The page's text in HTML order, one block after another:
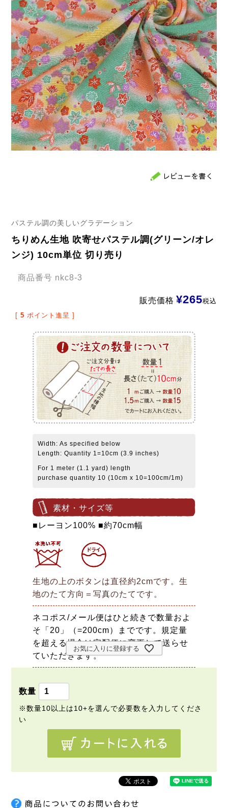
パステル調の美しいグラデーション
ちりめん生地 吹寄せパステル調(グリーン/オレ
ンジ) 10cm単位 切り売り
商品番号 nkc8-3
販売価格 ¥265税込
[ 5 ポイント進呈 ]
Width: As specified below
Length: Quantity 1=10cm (3.9 inches)
For 1 meter (1.1 yard) length
purchase quantity 10 (10cm x 10=100cm/1m)
素材・サイズ等
■レーヨン100% ■約70cm幅
生地の上のボタンは直径約2cmです。生
地のたて方向＝写真のたてです。
ネコポス/メール便はひと続きで数量およ
そ「20」（=200cm）までです。規定量
を超える場合は宅配便に変更して送らせ
ていただきます。
お気に入りに登録する